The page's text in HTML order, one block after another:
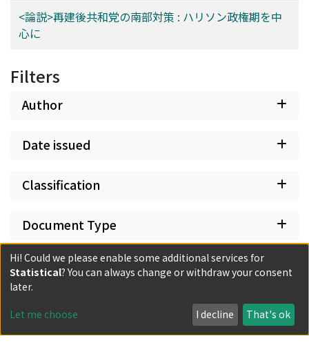
<論説>再建後共和党の南部対策 : ハリソン政権期を中
心に
Filters
Author
Date issued
Classification
Document Type
Has files
Powered by DSpace and JAIRO Crawler-List
Hi! Could we please enable some additional services for
Statistical? You can always change or withdraw your consent
later.
Let me choose I decline That's ok